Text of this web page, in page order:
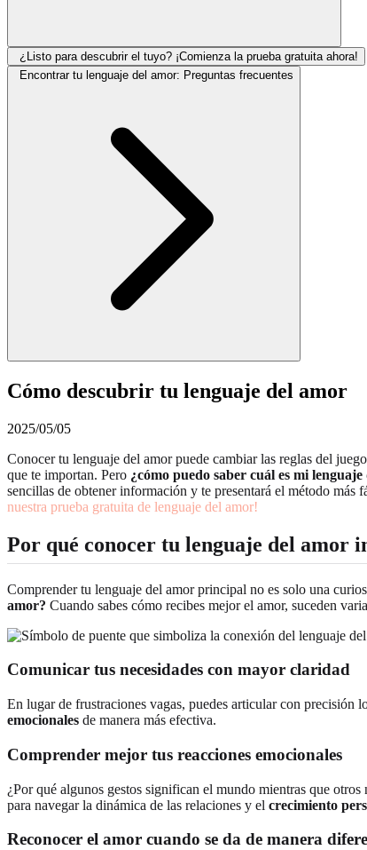
¿Listo para descubrir el tuyo? ¡Comienza la prueba gratuita ahora!
Encontrar tu lenguaje del amor: Preguntas frecuentes
Cómo descubrir tu lenguaje del amor
2025/05/05
Conocer tu lenguaje del amor puede cambiar las reglas del
que te importan. Pero ¿cómo puedo saber cuál es mi
sencillas de obtener información y te presentará el método
nuestra prueba gratuita de lenguaje del amor!
Por qué conocer tu lenguaje del amor
Comprender tu lenguaje del amor principal no es solo una
amor? Cuando sabes cómo recibes mejor el amor, suceden
Comunicar tus necesidades con mayor claridad
En lugar de frustraciones vagas, puedes articular con precisión
emocionales de manera más efectiva.
Comprender mejor tus reacciones emocionales
¿Por qué algunos gestos significan el mundo mientras que
para navegar la dinámica de las relaciones y el crecimiento
Reconocer el amor cuando se da de manera